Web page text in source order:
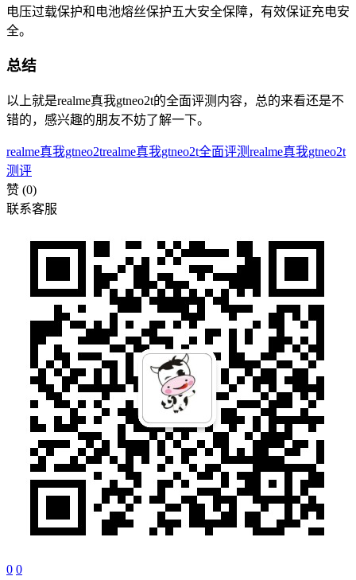
电压过载保护和电池熔丝保护五大安全保障，有效保证充电安
全。
总结
以上就是realme真我gtneo2t的全面评测内容，总的来看还是不
错的，感兴趣的朋友不妨了解一下。
realme真我gtneo2trealme真我gtneo2t全面评测realme真我gtneo2t
测评
赞 (0)
联系客服
0 0